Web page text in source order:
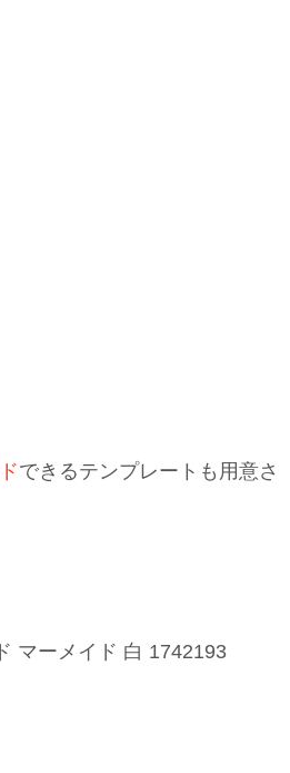
できるテンプレートも用意さ
マーメイド 白 1742193